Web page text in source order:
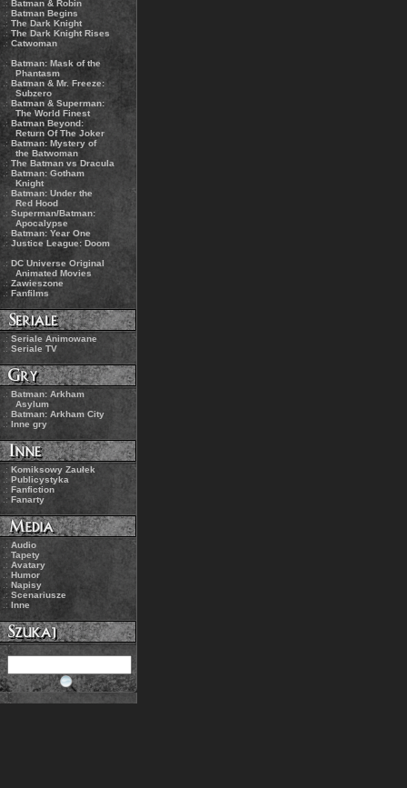
.: Batman & Robin
.: Batman Begins
.: The Dark Knight
.: The Dark Knight Rises
.: Catwoman
.:Batman: Mask of the
Phantasm
.: Batman & Mr. Freeze:
Subzero
.: Batman & Superman:
The World Finest
.: Batman Beyond:
Return Of The Joker
.: Batman: Mystery of
the Batwoman
.: The Batman vs Dracula
.: Batman: Gotham
Knight
.: Batman: Under the
Red Hood
.: Superman/Batman:
Apocalypse
.: Batman: Year One
.: Justice League: Doom
.: DC Universe Original
Animated Movies
.: Zawieszone
.: Fanfilms
.: Seriale Animowane
.: Seriale TV
.: Batman: Arkham
Asylum
.: Batman: Arkham City
.:Inne gry
.: Komiksowy Zaułek
.: Publicystyka
.: Fanfiction
.:Fanarty
.: Audio
.: Tapety
.: Avatary
.:Humor
.: Napisy
.: Scenariusze
.: Inne